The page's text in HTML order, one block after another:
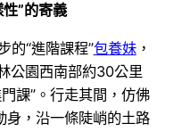
”的寄義
的“進階課程”包養妹，
公園西南部約30公里
課”。行走其間，仿佛
身，沿一條陡峭的土路